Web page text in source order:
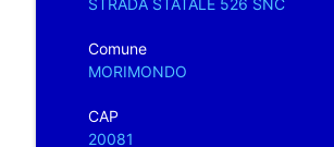
Comune
MORIMONDO
CAP
20081